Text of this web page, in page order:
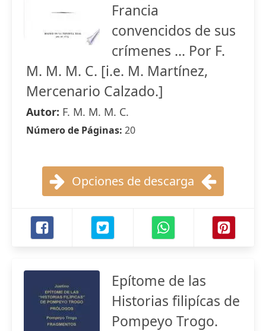
Francia
convencidos de sus
crímenes ... Por F.
M. M. M. C. [i.e. M. Martínez,
Mercenario Calzado.]
Autor: F. M. M. M. C.
Número de Páginas: 20
Opciones de descarga
Epítome de las
Historias filipícas de
Pompeyo Trogo.